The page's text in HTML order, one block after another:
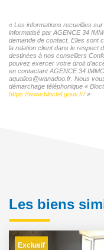
« Les informations recueillies
informatisé par AGENCE 34
demande de contact. Elles sont
la relation client dans le respect
destinées à nos conseillers
pouvez exercer votre droit
en contactant AGENCE 34
aqualios@wanadoo.fr. Nous
démarchage téléphonique «
https://www.bloctel.gouv.fr/»
Les biens
Exclusif